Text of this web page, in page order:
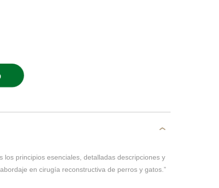
los principios esenciales, detalladas descripciones y
en cirugía reconstructiva de perros y gatos.”